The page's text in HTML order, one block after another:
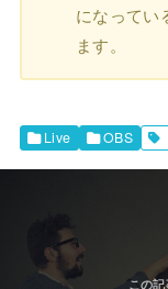
になってい
ます。
Live OBS